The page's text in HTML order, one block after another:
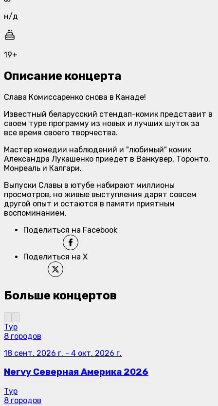
н/д
19+
Описание концерта
Слава Комиссаренко снова в Канаде!
Известный беларусский стендап-комик представит в
своем туре программу из новых и лучших шуток за
все время своего творчества.
Мастер комедии наблюдений и "любимый" комик
Александра Лукашенко приедет в Ванкувер, Торонто,
Монреаль и Калгари.
Выпуски Славы в ютубе набирают миллионы
просмотров, но живые выступления дарят совсем
другой опыт и остаются в памяти приятным
воспоминанием.
Поделиться на Facebook
Поделиться на X
Больше концертов
Тур
8 городов
18 сент. 2026 г. - 4 окт. 2026 г.
Nervy Северная Америка 2026
Тур
8 городов